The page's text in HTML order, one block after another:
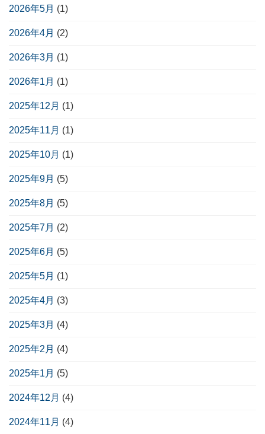
2026年5月 (1)
2026年4月 (2)
2026年3月 (1)
2026年1月 (1)
2025年12月 (1)
2025年11月 (1)
2025年10月 (1)
2025年9月 (5)
2025年8月 (5)
2025年7月 (2)
2025年6月 (5)
2025年5月 (1)
2025年4月 (3)
2025年3月 (4)
2025年2月 (4)
2025年1月 (5)
2024年12月 (4)
2024年11月 (4)